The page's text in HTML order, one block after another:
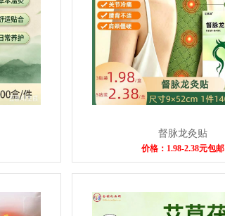
督脉龙灸贴
价格：1.98-2.38元包邮